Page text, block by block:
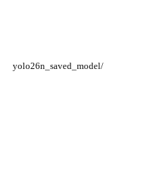
yolo26n_saved_model/